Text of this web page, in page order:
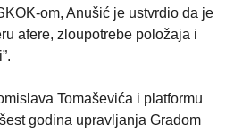
om, Anušić je ustvrdio da je
afere, zloupotrebe položaja i
Tomaševića i platformu
godina upravljanja Gradom